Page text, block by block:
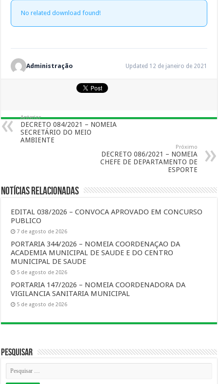
No related download found!
Administração Updated 12 de janeiro de 2021
Anterior
DECRETO 084/2021 – NOMEIA
SECRETÁRIO DO MEIO
AMBIENTE
Próximo
DECRETO 086/2021 – NOMEIA
CHEFE DE DEPARTAMENTO DE
ESPORTE
Notícias Relacionadas
EDITAL 038/2026 – CONVOCA APROVADO EM CONCURSO
PUBLICO
7 de agosto de 2026
PORTARIA 344/2026 – NOMEIA COORDENAÇAO DA
ACADEMIA MUNICIPAL DE SAUDE E DO CENTRO
MUNICIPAL DE SAUDE
5 de agosto de 2026
PORTARIA 147/2026 – NOMEIA COORDENADORA DA
VIGILANCIA SANITARIA MUNICIPAL
5 de agosto de 2026
Pesquisar